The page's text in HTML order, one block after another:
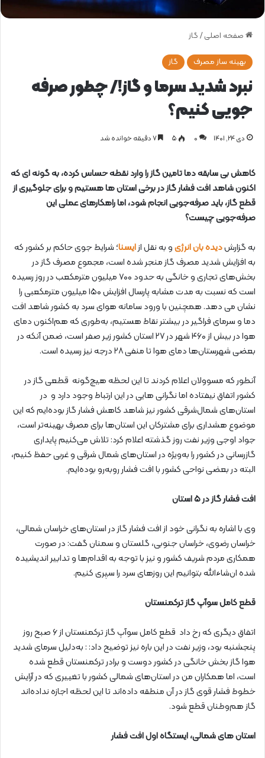
صفحه اصلی / گاز
بهینه ساز مصرف گاز
نبرد شدید سرما و گاز!/ چطور صرفه
جویی کنیم؟
دی ۲۴, ۱۴۰۱ 0 ۵
کاهش بی سابقه دما تامین گاز را وارد نقطه حساس کرده، به گونه ای که
اکنون شاهد افت فشار گاز در برخی استان ها هستیم و برای جلوگیری از
قطع گاز، باید صرفه‌جویی انجام شود، اما راهکارهای عملی این
صرفه‌جویی چیست؟
به گزارشدیده بان انرژیو به نقل ازایسنا؛ شرایط جوی حاکم بر کشور که
به افزایش شدید مصرف گاز منجر شده است، مجموع مصرف گاز در
بخش‌های تجاری و خانگی به حدود ۷۰۰ میلیون مترمکعب در روز رسیده
است که نسبت به مدت مشابه پارسال افزایش ۱۵۰ میلیون مترمکعبی را
نشان می دهد. همچنین با ورود سامانه هوای سرد به کشور شاهد افت
دما و سرمای فراگیر در بیشتر نقاط هستیم، به‌طوری که هم‌اکنون دمای
هوا در بیش از ۴۶۰ شهر در ۲۷ استان کشور زیر صفر است، ضمن آنکه در
بعضی شهرستان‌ها دمای هوا تا منفی ۲۸ درجه نیز رسیده است.
آنطور که مسوولان اعلام کردند تا این لحظه هیچ‌گونه قطعی گاز در
کشور اتفاق نیفتاده اما نگرانی هایی در این ارتباط وجود دارد و در
استان‌های شمال‌شرقی کشور نیز شاهد کاهش فشار گاز بوده‌ایم که این
موضوع هشداری برای مشترکان این استان‌ها برای مصرف بهینه‌تر است،
جواد اوجی وزیر نفت روز گذشته اعلام کرد: تلاش می‌کنیم پایداری
گازرسانی در کشور را به‌ویژه در استان‌های شمال شرقی و غربی حفظ کنیم،
البته در بعضی نواحی کشور با افت فشار روبه‌رو بوده‌ایم.
افت فشار گاز در ۵ استان
وی با اشاره به نگرانی خود از افت فشار گاز در استان‌های خراسان شمالی،
خراسان رضوی، خراسان جنوبی، گلستان و سمنان گفت: در صورت
همکاری مردم شریف کشور و نیز با توجه به اقدام‌ها و تدابیر اندیشیده
شده ان‌شاءالله بتوانیم این روزهای سرد را سپری کنیم.
قطع کامل سوآپ گاز ترکمنستان
اتفاق دیگری که رخ داد قطع کامل سوآپ گاز ترکمنستان از ۶ صبح روز
پنجشنبه بود، وزیر نفت در این باره نیز توضیح داد: : به‌دلیل سرمای شدید
هوا گاز بخش خانگی در کشور دوست و برادر ترکمنستان قطع شده
است، اما همکاران من در استان‌های شمالی کشور با تغییری که در آرایش
خطوط فشار قوی گاز در آن منطقه داده‌اند تا این لحظه اجازه نداده‌اند
گاز هم‌وطنان قطع شود.
استان های شمالی، ایستگاه اول افت فشار